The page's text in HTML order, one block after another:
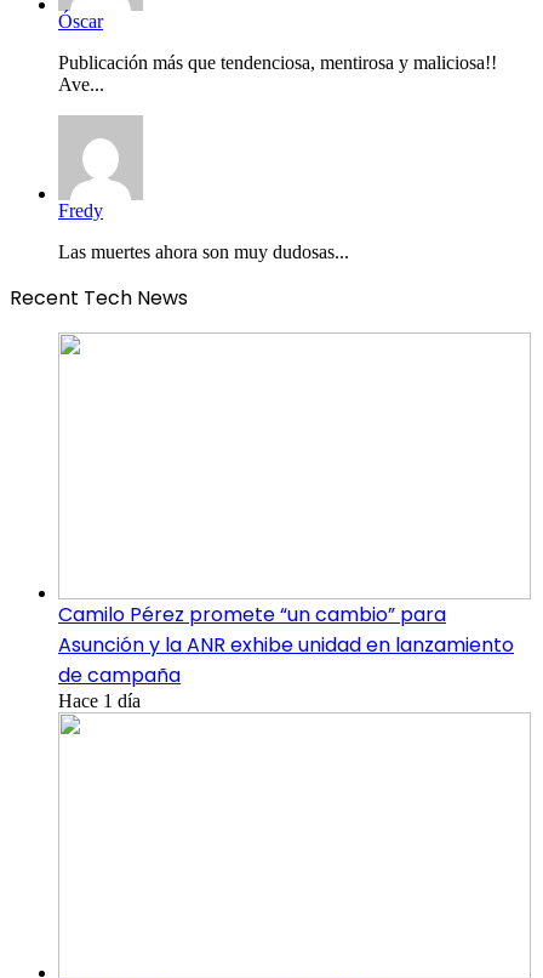
Óscar
Publicación más que tendenciosa, mentirosa y maliciosa!!
Ave...
Fredy
Las muertes ahora son muy dudosas...
Recent Tech News
Camilo Pérez promete “un cambio” para
Asunción y la ANR exhibe unidad en lanzamiento
de campaña
Hace 1 día